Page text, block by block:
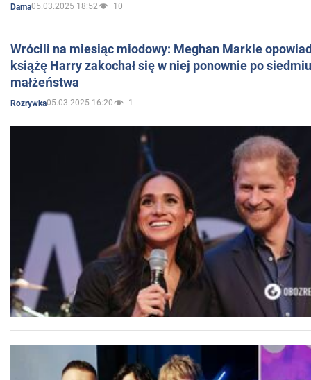
Dama05.03.2025 18:52 10
Wrócili na miesiąc miodowy: Meghan Markle
książę Harry zakochał się w niej ponownie po
małżeństwa
Rozrywka05.03.2025 16:20 1